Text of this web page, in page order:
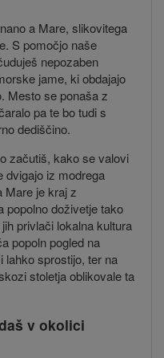
a Mare, slikovitega
S pomočjo naše
nepozaben
jame, ki obdajajo
Mesto se ponaša z
pa te bo tudi s
dediščino.
začutiš, kako se valovi
dvigajo iz modrega
Mare je kraj z
popolno doživetje tako
privlači lokalna kultura
popoln pogled na
lahko sprostijo, ter na
stoletja oblikovale ta
v okolici